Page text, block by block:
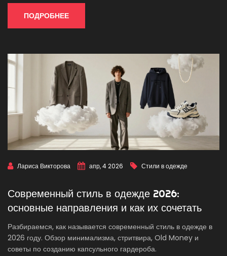
ПОДРОБНЕЕ
Лариса Викторова апр, 4 2026 Стили в одежде
Современный стиль в одежде 2026:
основные направления и как их сочетать
Разбираемся, как называется современный стиль в одежде в
2026 году. Обзор минимализма, стритвира, Old Money и
советы по созданию капсульного гардероба.